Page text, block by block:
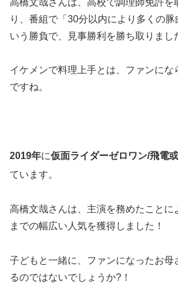
り、番組で「30分以内により多くの豚
いう勝負で、見事勝利を勝ち取りまし
イケメンで料理上手とは、ファンにな
ですね。
2019年に仮面ライダーゼロワン/飛電
ています。
高橋文哉さんは、主演を務めたことに
までの幅広い人気を獲得しました！
子どもと一緒に、ファンになったお母
るのではないでしょうか?！